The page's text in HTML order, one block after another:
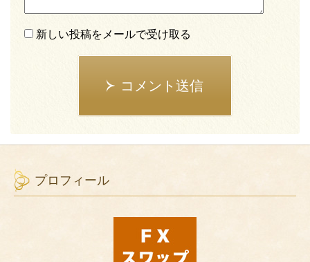
新しい投稿をメールで受け取る
コメント送信
プロフィール